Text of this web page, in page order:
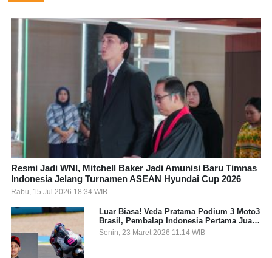
Resmi Jadi WNI, Mitchell Baker Jadi Amunisi Baru Timnas
Indonesia Jelang Turnamen ASEAN Hyundai Cup 2026
Rabu, 15 Jul 2026 18:34 WIB
Luar Biasa! Veda Pratama Podium 3 Moto3
Brasil, Pembalap Indonesia Pertama Juara
Grand Prix
Senin, 23 Maret 2026 11:14 WIB